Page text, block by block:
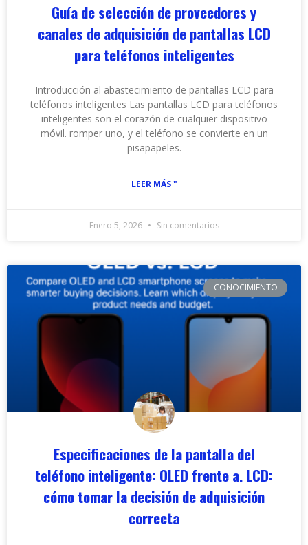
Guía de selección de proveedores y
canales de adquisición de pantallas LCD
para teléfonos inteligentes
Introducción al abastecimiento de pantallas LCD para
teléfonos inteligentes Las pantallas LCD para teléfonos
inteligentes son el corazón de cualquier dispositivo
móvil. romper uno, y el teléfono se convierte en un
pisapapeles.
LEER MÁS "
Enero 5, 2026 Sin comentarios
CONOCIMIENTO
Especificaciones de la pantalla del
teléfono inteligente: OLED frente a. LCD:
cómo tomar la decisión de adquisición
correcta